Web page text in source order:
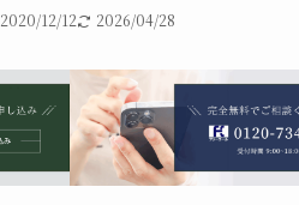
2020/12/12 2026/04/28